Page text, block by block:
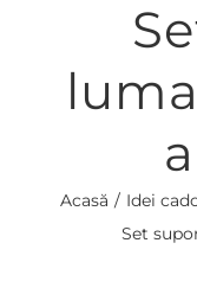
Acasă Idei
Set